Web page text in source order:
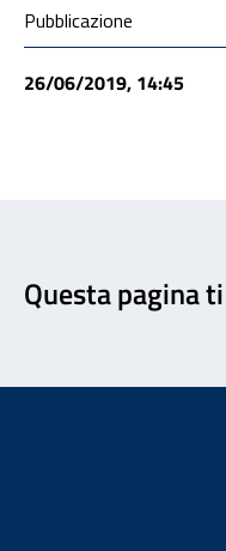
Condivisione
Pubblicazione
26/06/2019, 14:45
Questa pagina